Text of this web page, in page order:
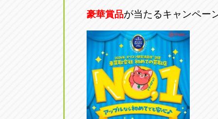
豪華賞品が当たるキャンペー